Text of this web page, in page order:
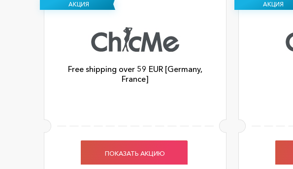
АКЦИЯ
Free shipping over 59 EUR [Germany,
France]
ПОКАЗАТЬ АКЦИЮ
АКЦИЯ